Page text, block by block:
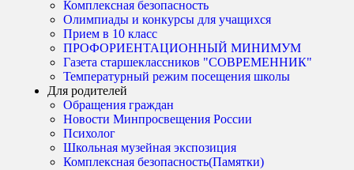
Комплексная безопасность
Олимпиады и конкурсы для учащихся
Прием в 10 класс
ПРОФОРИЕНТАЦИОННЫЙ МИНИМУМ
Газета старшеклассников "СОВРЕМЕННИК"
Температурный режим посещения школы
Для родителей
Обращения граждан
Новости Минпросвещения России
Психолог
Школьная музейная экспозиция
Комплексная безопасность(Памятки)